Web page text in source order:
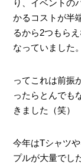
り、イベントの
かるコストが半
るから2つもら
なっていました。
ってこれは前振
ったらとんでも
きました（笑）
今年はTシャツ
プルが大量でし